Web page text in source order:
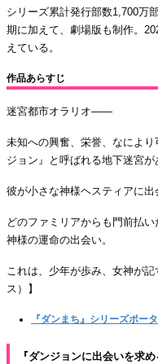
シリーズ累計発行部数1,700万
期に加えて、劇場版も制作。
えている。
作品あらすじ
迷宮都市オラリオ――
未知への興奮、栄誉、なによ
ジョン』と呼ばれる地下迷宮が
彼が小さな神様ヘスティアに出
どのファミリアからも門前払
神様の運命の出会い。
これは、少年が歩み、女神が
ス）】
『ダンまち』シリーズポー
『ダンジョンに出会いを求